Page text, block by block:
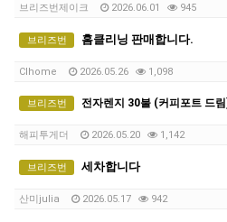
브리즈번제이크 2026.06.01 945
브리즈번 홈클리닝 판매합니다.
Clhome 2026.05.26 1,098
브리즈번 전자렌지 30불 (커피포트 드
해피투게더 2026.05.20 1,142
브리즈번 세차합니다
산미julia 2026.05.17 942